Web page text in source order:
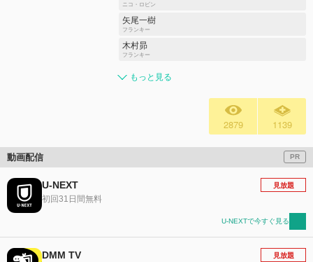
ニコ・ロビン
矢尾一樹
フランキー
木村昴
フランキー
もっと見る
2879 1139
動画配信 PR
U-NEXT
初回31日間無料
見放題
U-NEXTで今すぐ見る
DMM TV 見放題